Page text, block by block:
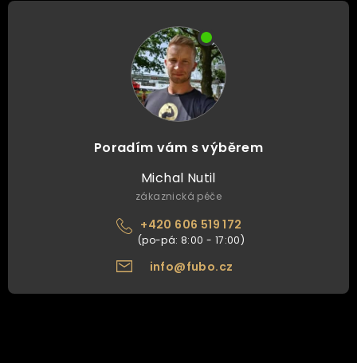
Poradím vám s výběrem
Michal Nutil
zákaznická péče
+420 606 519 172
info@fubo.cz